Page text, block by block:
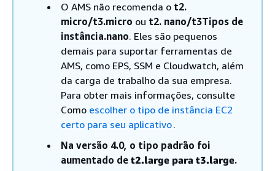
O AMS não recomenda o t2.
micro/t3.micro ou t2. nano/t3Tipos de
instância.nano. Eles são pequenos
demais para suportar ferramentas de
AMS, como EPS, SSM e Cloudwatch, além
da carga de trabalho da sua empresa.
Para obter mais informações, consulte
Como escolher o tipo de instância EC2
certo para seu aplicativo.
Na versão 4.0, o tipo padrão foi
aumentado de t2.large para t3.large.